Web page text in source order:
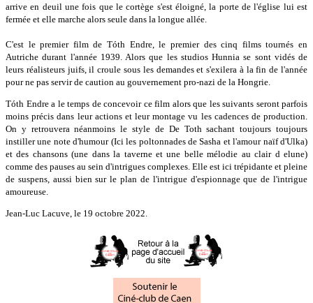
arrive en deuil une fois que le cortège s'est éloigné, la porte de l'église lui est
fermée et elle marche alors seule dans la longue allée.
C'est le premier film de Tóth Endre, le premier des cinq films tournés en
Autriche durant l'année 1939. Alors que les studios Hunnia se sont vidés de
leurs réalisteurs juifs, il croule sous les demandes et s'exilera à la fin de l'année
pour ne pas servir de caution au gouvernement pro-nazi de la Hongrie.
Tóth Endre a le temps de concevoir ce film alors que les suivants seront parfois
moins précis dans leur actions et leur montage vu les cadences de production.
On y retrouvera néanmoins le style de De Toth sachant toujours toujours
instiller une note d'humour (Ici les poltonnades de Sasha et l'amour naïf d'Ulka)
et des chansons (une dans la taverne et une belle mélodie au clair d elune)
comme des pauses au sein d'intrigues complexes. Elle est ici trépidante et pleine
de suspens, aussi bien sur le plan de l'intrigue d'espionnage que de l'intrigue
amoureuse.
Jean-Luc Lacuve, le 19 octobre 2022.